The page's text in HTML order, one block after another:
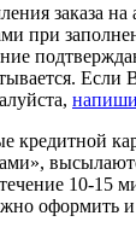
заказа на
при
кредитной
10-15
оформить